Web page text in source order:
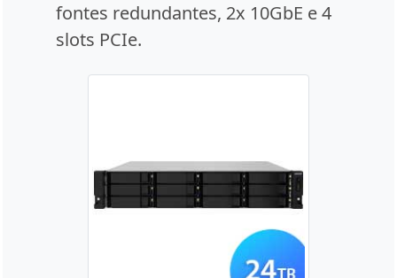
fontes redundantes, 2x 10GbE e 4
slots PCIe.